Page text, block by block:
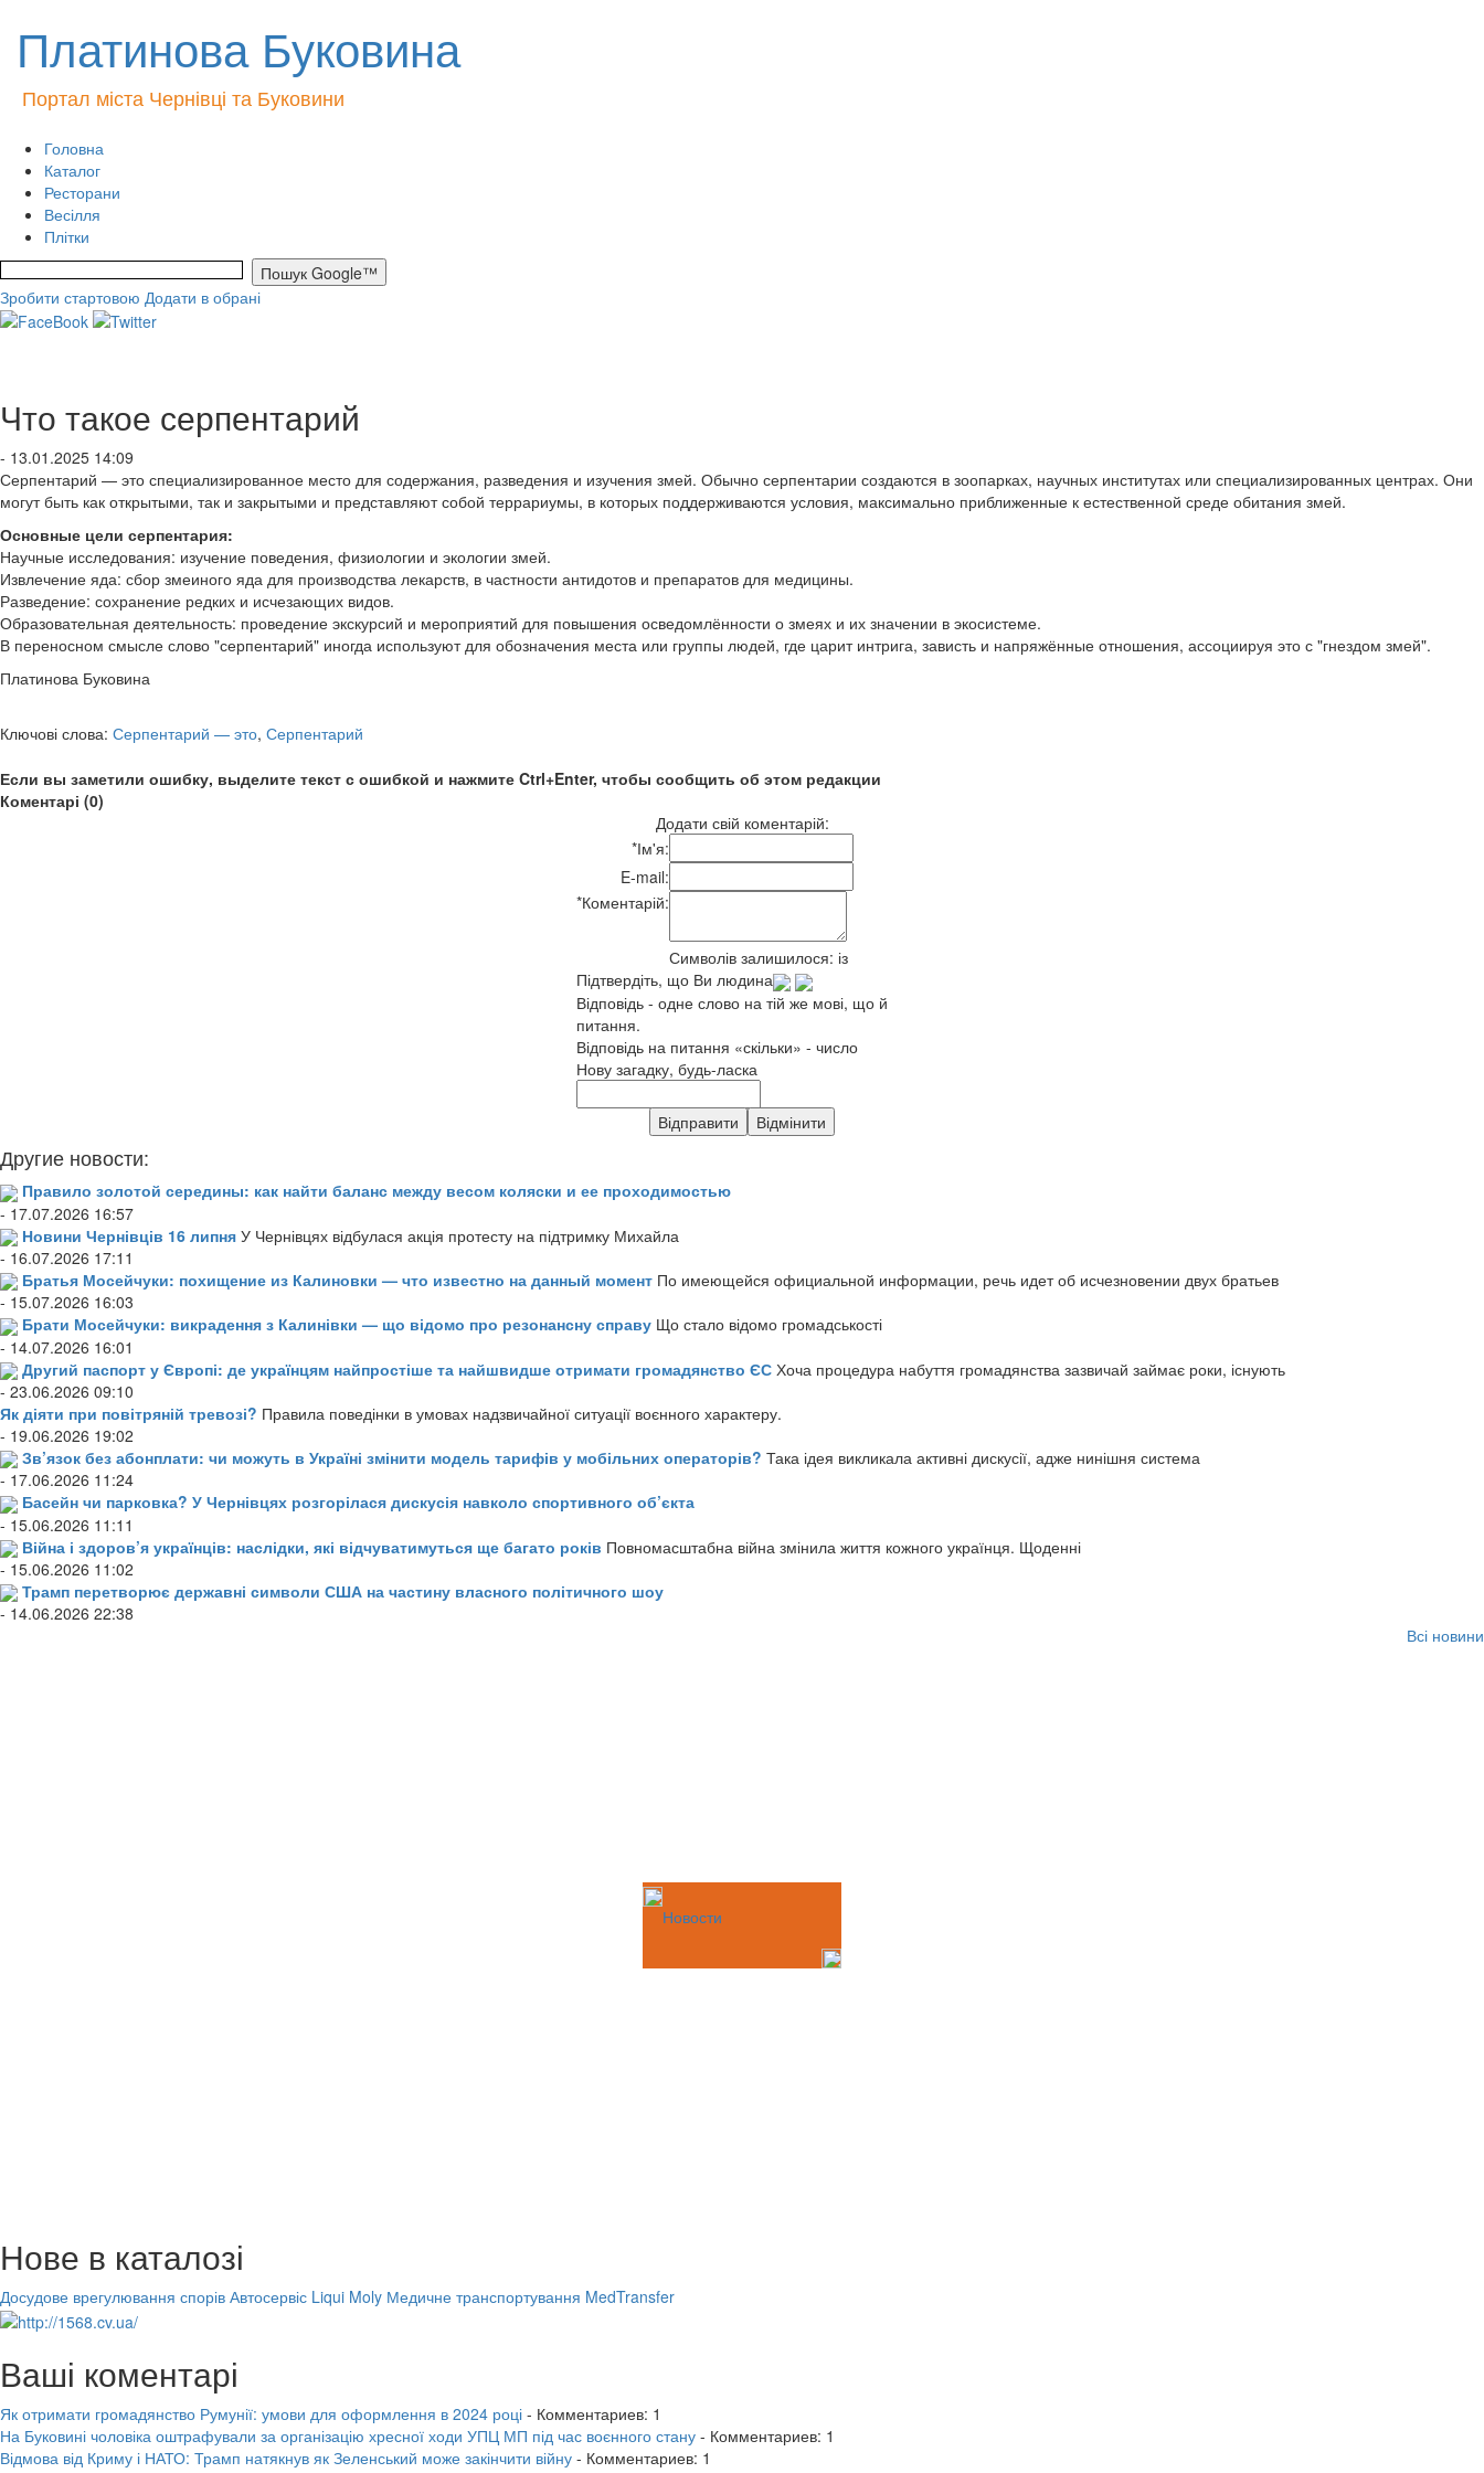
Платинова Буковина
Портал міста Чернівці та Буковини
Головна
Каталог
Ресторани
Весілля
Плітки
Зробити стартовою Додати в обрані
Что такое серпентарий
- 13.01.2025 14:09
Серпентарий — это специализированное место для содержания, разведения и изучения змей. Обычно серпентарии создаются в зоопарках, научных институтах или специализированных центрах. Они
могут быть как открытыми, так и закрытыми и представляют собой террариумы, в которых поддерживаются условия, максимально приближенные к естественной среде обитания змей.
Основные цели серпентария:
Научные исследования: изучение поведения, физиологии и экологии змей.
Извлечение яда: сбор змеиного яда для производства лекарств, в частности антидотов и препаратов для медицины.
Разведение: сохранение редких и исчезающих видов.
Образовательная деятельность: проведение экскурсий и мероприятий для повышения осведомлённости о змеях и их значении в экосистеме.
В переносном смысле слово "серпентарий" иногда используют для обозначения места или группы людей, где царит интрига, зависть и напряжённые отношения, ассоциируя это с "гнездом змей".
Платинова Буковина
Ключові слова: Серпентарий — это, Серпентарий
Если вы заметили ошибку, выделите текст с ошибкой и нажмите Ctrl+Enter, чтобы сообщить об этом редакции
Коментарі (0)
Додати свій коментарій:
*Ім'я:
E-mail:
*Коментарій:
Символів залишилося: із
Підтвердіть, що Ви людина
Відповідь - одне слово на тій же мові, що й
питання.
Відповідь на питання «скільки» - число
Нову загадку, будь-ласка
Другие новости:
Правило золотой середины: как найти баланс между весом коляски и ее проходимостью
- 17.07.2026 16:57
Новини Чернівців 16 липня У Чернівцях відбулася акція протесту на підтримку Михайла
- 16.07.2026 17:11
Братья Мосейчуки: похищение из Калиновки — что известно на данный момент По имеющейся официальной информации, речь идет об исчезновении двух братьев
- 15.07.2026 16:03
Брати Мосейчуки: викрадення з Калинівки — що відомо про резонансну справу Що стало відомо громадськості
- 14.07.2026 16:01
Другий паспорт у Європі: де українцям найпростіше та найшвидше отримати громадянство ЄС Хоча процедура набуття громадянства зазвичай займає роки, існують
- 23.06.2026 09:10
Як діяти при повітряній тревозі? Правила поведінки в умовах надзвичайної ситуації воєнного характеру.
- 19.06.2026 19:02
Зв’язок без абонплати: чи можуть в Україні змінити модель тарифів у мобільних операторів? Така ідея викликала активні дискусії, адже нинішня система
- 17.06.2026 11:24
Басейн чи парковка? У Чернівцях розгорілася дискусія навколо спортивного об’єкта
- 15.06.2026 11:11
Війна і здоров’я українців: наслідки, які відчуватимуться ще багато років Повномасштабна війна змінила життя кожного українця. Щоденні
- 15.06.2026 11:02
Трамп перетворює державні символи США на частину власного політичного шоу
- 14.06.2026 22:38
Всі новини
Новости
Нове в каталозі
Досудове врегулювання спорів Автосервіс Liqui Moly Медичне транспортування MedTransfer
Ваші коментарі
Як отримати громадянство Румунії: умови для оформлення в 2024 році - Комментариев: 1
На Буковині чоловіка оштрафували за організацію хресної ходи УПЦ МП під час воєнного стану - Комментариев: 1
Відмова від Криму і НАТО: Трамп натякнув як Зеленський може закінчити війну - Комментариев: 1